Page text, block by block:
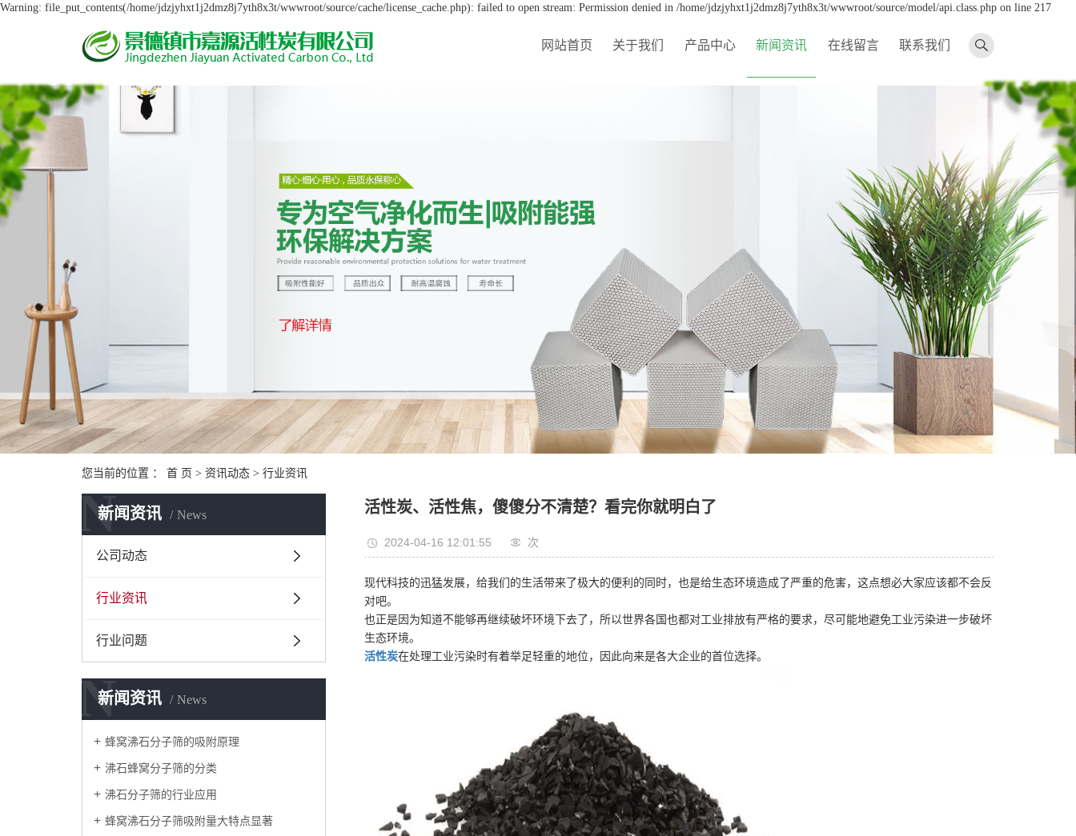
Warning: file_put_contents(/home/jdzjyhxt1j2dmz8j7yth8x3t/wwwroot/source/cache/license_cache.php): failed to open stream: Permission denied in /home/jdzjyhxt1j2dmz8j7yth8x3t/wwwroot/source/model/api.class.php on line 217
网站首页 关于我们 产品中心 新闻资讯 在线留言 联系我们
您当前的位置 ： 首 页 > 资讯动态 > 行业资讯
新闻资讯 News
N
公司动态
行业资讯
行业问题
新闻资讯 News
N
蜂窝沸石分子筛的吸附原理
沸石蜂窝分子筛的分类
沸石分子筛的行业应用
蜂窝沸石分子筛吸附量大特点显著
活性炭、活性焦，傻傻分不清楚？看完你就明白了
2024-04-16 12:01:55 次
现代科技的迅猛发展，给我们的生活带来了极大的便利的同时，也是给生态环境造成了严重的危害，这点想必大家应该都不会反
对吧。
也正是因为知道不能够再继续破坏环境下去了，所以世界各国也都对工业排放有严格的要求，尽可能地避免工业污染进一步破坏
生态环境。
活性炭在处理工业污染时有着举足轻重的地位，因此向来是各大企业的首位选择。